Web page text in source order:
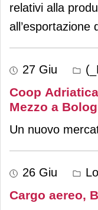
relativi alla
all’esportazione
27 Giu
Coop
Mezzo a
Un nuovo
26 Giu
Cargo aereo,